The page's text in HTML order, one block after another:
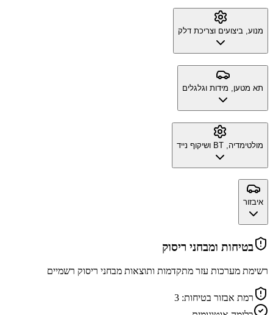
מנוע, ביצועים וצריכת דלק
תא מטען, מידות וגלגלים
מולטימדיה, BT ושיקוף נייד
איבזור
בטיחות ומבחני ריסוק
רשימת מערכות עזר מתקדמות ותוצאות מבחני ריסוק רשמיים
רמת אבזור בטיחות: 3